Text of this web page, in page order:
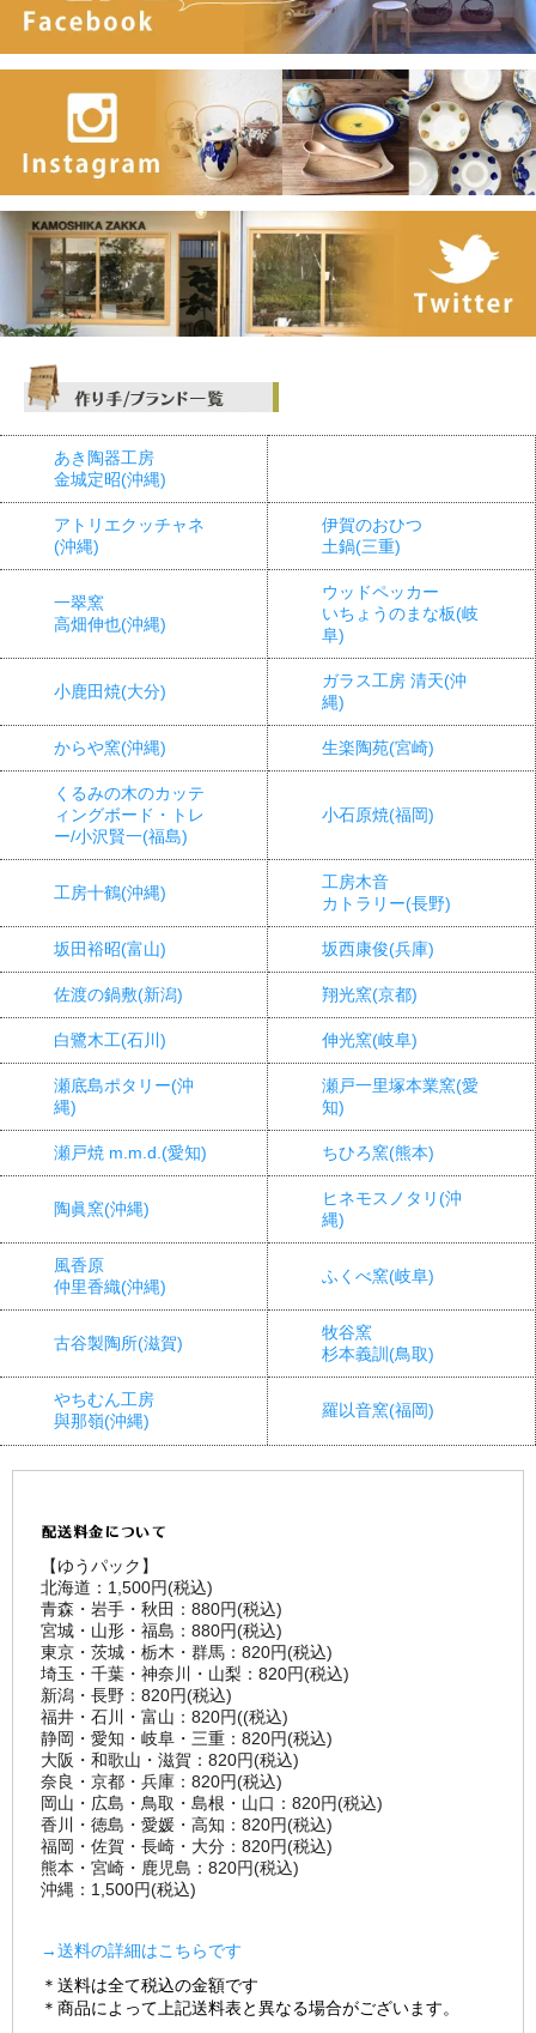
あき陶器工房
金城定昭(沖縄)
アトリエクッチャネ
(沖縄)
伊賀のおひつ
土鍋(三重)
一翠窯
高畑伸也(沖縄)
ウッドペッカー
いちょうのまな板(岐
阜)
小鹿田焼(大分)
ガラス工房 清天(沖
縄)
からや窯(沖縄) 生楽陶苑(宮崎)
くるみの木のカッテ
ィングボード・トレ
ー/小沢賢一(福島)
小石原焼(福岡)
工房十鶴(沖縄)
工房木音
カトラリー(長野)
坂田裕昭(富山) 坂西康俊(兵庫)
佐渡の鍋敷(新潟) 翔光窯(京都)
白鷺木工(石川) 伸光窯(岐阜)
瀬底島ポタリー(沖
縄)
瀬戸一里塚本業窯(愛
知)
瀬戸焼 m.m.d.(愛知) ちひろ窯(熊本)
陶眞窯(沖縄)
ヒネモスノタリ(沖
縄)
風香原
仲里香織(沖縄)
ふくべ窯(岐阜)
古谷製陶所(滋賀)
牧谷窯
杉本義訓(鳥取)
やちむん工房
與那嶺(沖縄)
羅以音窯(福岡)
【ゆうパック】
北海道：1,500円(税込)
青森・岩手・秋田：880円(税込)
宮城・山形・福島：880円(税込)
東京・茨城・栃木・群馬：820円(税込)
埼玉・千葉・神奈川・山梨：820円(税込)
新潟・長野：820円(税込)
福井・石川・富山：820円((税込)
静岡・愛知・岐阜・三重：820円(税込)
大阪・和歌山・滋賀：820円(税込)
奈良・京都・兵庫：820円(税込)
岡山・広島・鳥取・島根・山口：820円(税込)
香川・徳島・愛媛・高知：820円(税込)
福岡・佐賀・長崎・大分：820円(税込)
熊本・宮崎・鹿児島：820円(税込)
沖縄：1,500円(税込)
→送料の詳細はこちらです
＊送料は全て税込の金額です
＊商品によって上記送料表と異なる場合がございます。